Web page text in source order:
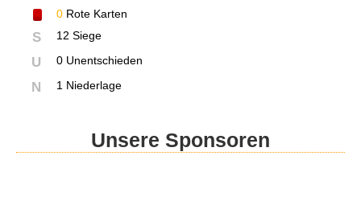
0 Rote Karten
S 12 Siege
U 0 Unentschieden
N 1 Niederlage
Unsere Sponsoren